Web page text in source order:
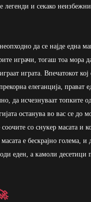
легенди и секако
да се најде една
играчи, тогаш тоа мора
играта. Впечатокот
елеганција, прават
да исчезнуваат топките
останува во вас се до
со снукер масата и
е бескрајно голема, и
еден, а камоли десетици